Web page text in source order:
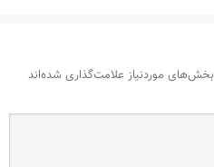
بخش‌های موردنیاز علامت‌گذاری شده‌اند